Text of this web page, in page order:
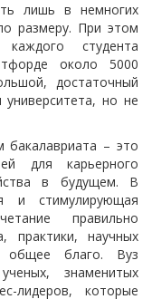
лишь в немногих
размеру. При этом
студента
около 5000
достаточный
но не
бакалавриата – это
для карьерного
в будущем. В
и стимулирующая
правильно
практики, научных
общее благо. Вуз
знаменитых
лидеров, которые